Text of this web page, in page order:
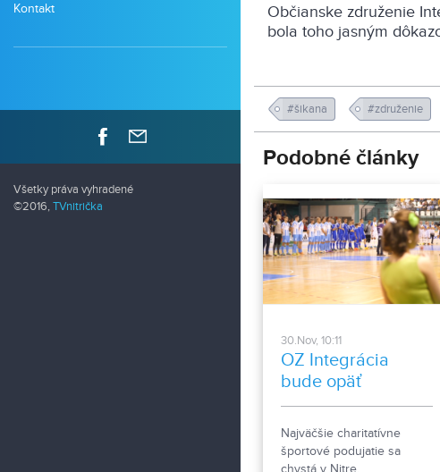
Kontakt
Všetky práva vyhradené
©2016, TVnitrička
Občianske združenie
bola toho jasným
#šikana #združenie
Podobné články
30.Nov, 10:11
OZ Integrácia
bude opäť
pomáhať
Najväčšie charitatívne
športové podujatie sa
chystá v Nitre.